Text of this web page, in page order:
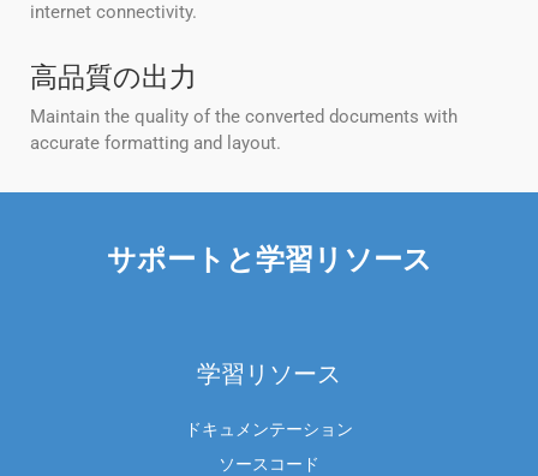
internet connectivity.
高品質の出力
Maintain the quality of the converted documents with
accurate formatting and layout.
サポートと学習リソース
学習リソース
ドキュメンテーション
ソースコード